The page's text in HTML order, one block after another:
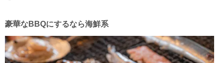
豪華なBBQにするなら海鮮系